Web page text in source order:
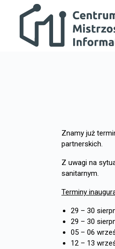
Przejdź do głównej zawartości
Centrum Mistrzostwa
Znamy już
partnerskich.
Z uwagi na
sanitarnym.
Terminy
29 – 30
29 – 30
05 – 06
12 – 13